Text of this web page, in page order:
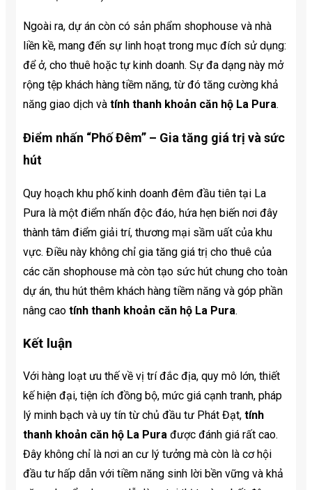
Ngoài ra, dự án còn có sản phẩm shophouse và nhà
liền kề, mang đến sự linh hoạt trong mục đích sử dụng:
để ở, cho thuê hoặc tự kinh doanh. Sự đa dạng này mở
rộng tệp khách hàng tiềm năng, từ đó tăng cường khả
năng giao dịch và tính thanh khoản căn hộ La Pura.
Điểm nhấn “Phố Đêm” – Gia tăng giá trị và sức
hút
Quy hoạch khu phố kinh doanh đêm đầu tiên tại La
Pura là một điểm nhấn độc đáo, hứa hẹn biến nơi đây
thành tâm điểm giải trí, thương mại sầm uất của khu
vực. Điều này không chỉ gia tăng giá trị cho thuê của
các căn shophouse mà còn tạo sức hút chung cho toàn
dự án, thu hút thêm khách hàng tiềm năng và góp phần
nâng cao tính thanh khoản căn hộ La Pura.
Kết luận
Với hàng loạt ưu thế về vị trí đắc địa, quy mô lớn, thiết
kế hiện đại, tiện ích đồng bộ, mức giá cạnh tranh, pháp
lý minh bạch và uy tín từ chủ đầu tư Phát Đạt, tính
thanh khoản căn hộ La Pura được đánh giá rất cao.
Đây không chỉ là nơi an cư lý tưởng mà còn là cơ hội
đầu tư hấp dẫn với tiềm năng sinh lời bền vững và khả